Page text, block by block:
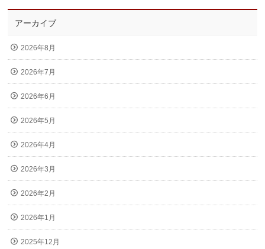
アーカイブ
2026年8月
2026年7月
2026年6月
2026年5月
2026年4月
2026年3月
2026年2月
2026年1月
2025年12月